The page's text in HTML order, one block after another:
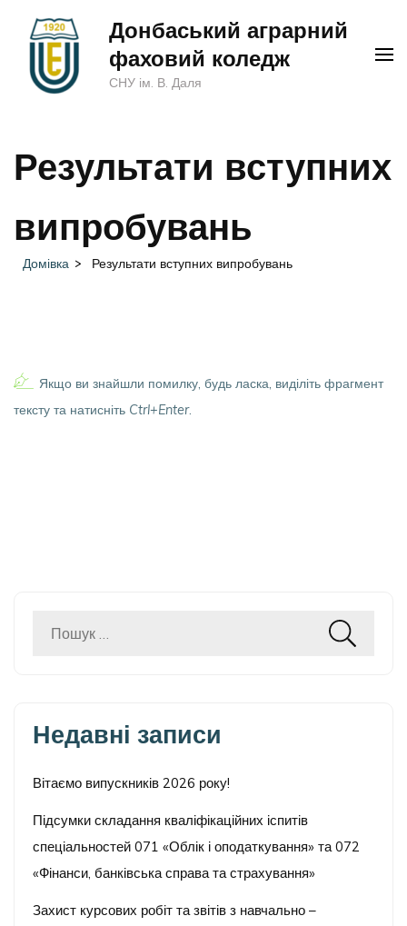
(натисніть
Донбаський аграрний
фаховий коледж
СНУ ім. В. Даля
Результати вступних
випробувань
Домівка > Результати вступних випробувань
Якщо ви знайшли помилку, будь ласка, виділіть фрагмент
тексту та натисніть Ctrl+Enter.
Пошук:
Недавні записи
Вітаємо випускників 2026 року!
Підсумки складання кваліфікаційних іспитів
спеціальностей 071 «Облік і оподаткування» та 072
«Фінанси, банківська справа та страхування»
Захист курсових робіт та звітів з навчально –